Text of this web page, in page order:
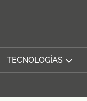
TECNOLOGÍAS